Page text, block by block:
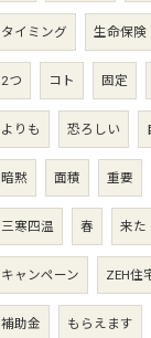
タイミング 生命保険
2つ コト 固定
よりも 恐ろしい
暗黙 面積 重要
三寒四温 春 来た
キャンペーン ZEH住
補助金 もらえます